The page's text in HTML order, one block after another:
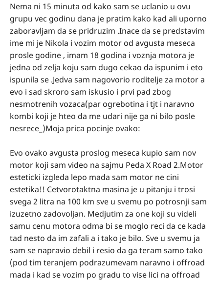
Nema ni 15 minuta od kako sam se uclanio u ovu
grupu vec godinu dana je pratim kako kad ali uporno
zaboravljam da se pridruzim .Inace da se predstavim
ime mi je Nikola i vozim motor od avgusta meseca
prosle godine , imam 18 godina i voznja motora je
jedna od zelja koju sam dugo cekao da ispunim i eto
ispunila se .Jedva sam nagovorio roditelje za motor a
evo i sad skroro sam iskusio i prvi pad zbog
nesmotrenih vozaca(par ogrebotina i tjt i naravno
kombi koji je hteo da me udari nije ga ni bilo posle
nesrece_)Moja prica pocinje ovako:
Evo ovako avgusta proslog meseca kupio sam nov
motor koji sam video na sajmu Peda X Road 2.Motor
esteticki izgleda lepo mada sam motor ne cini
estetika!! Cetvorotaktna masina je u pitanju i trosi
svega 2 litra na 100 km sve u svemu po potrosnji sam
izuzetno zadovoljan. Medjutim za one koji su videli
samu cenu motora odma bi se moglo reci da ce kada
tad nesto da im zafali a i tako je bilo. Sve u svemu ja
sam se napravio debil i resio da ga teram samo tako
(pod tim teranjem podrazumevam naravno i offroad
mada i kad se vozim po gradu to vise lici na offroad